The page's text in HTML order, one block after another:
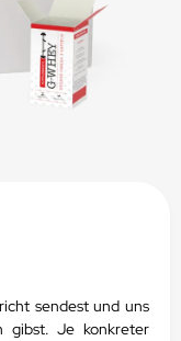
sendest und uns
gibst.Je konkreter